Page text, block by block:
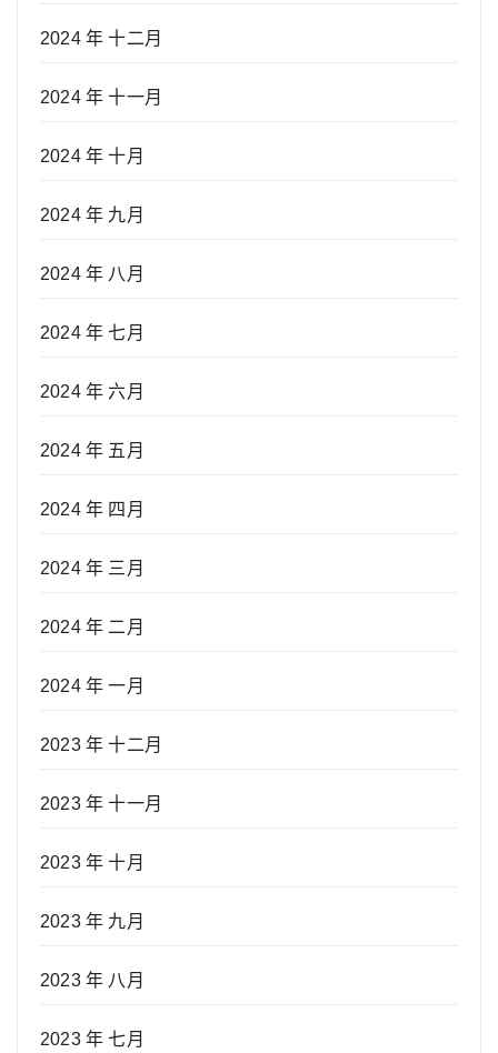
2024 年 十二月
2024 年 十一月
2024 年 十月
2024 年 九月
2024 年 八月
2024 年 七月
2024 年 六月
2024 年 五月
2024 年 四月
2024 年 三月
2024 年 二月
2024 年 一月
2023 年 十二月
2023 年 十一月
2023 年 十月
2023 年 九月
2023 年 八月
2023 年 七月